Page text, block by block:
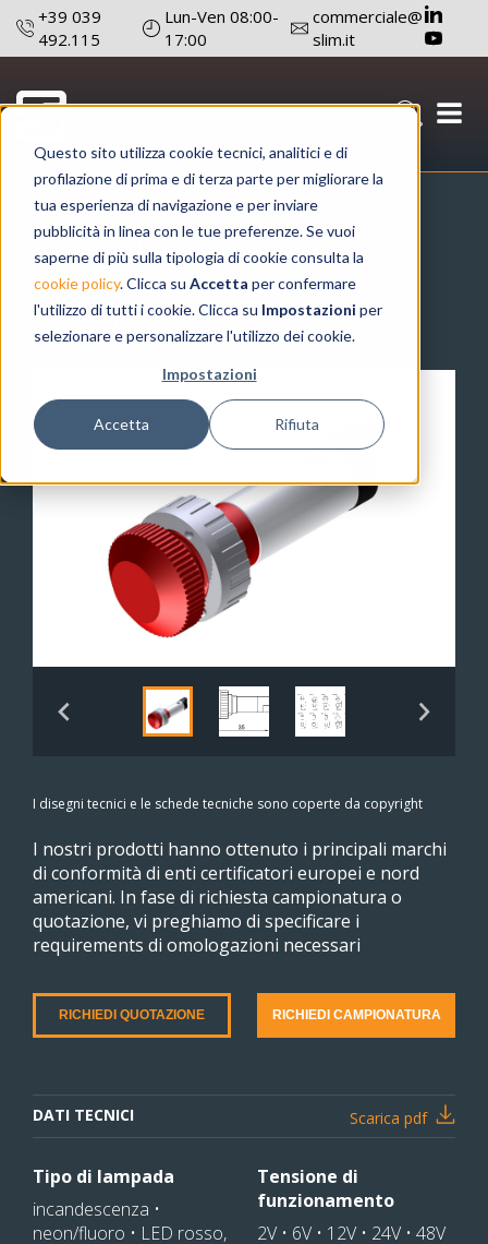
Questo sito utilizza cookie tecnici, analitici e di
profilazione di prima e di terza parte per migliorare la
tua esperienza di navigazione e per inviare
pubblicità in linea con le tue preferenze. Se vuoi
saperne di più sulla tipologia di cookie consulta la
cookie policy. Clicca su Accetta per confermare
l'utilizzo di tutti i cookie. Clicca su Impostazioni per
selezionare e personalizzare l'utilizzo dei cookie.
Impostazioni
Accetta Rifiuta
+39 039
492.115
Lun-Ven 08:00-
17:00
commerciale@
slim.it
SEGNALATORE
LUMINOSO
FQ/SC
catalogo prodotti
segnalatori luminosi
segnalatori per pannelli
serie fq (innesto rapido)
I disegni tecnici e le schede tecniche sono coperte da copyright
I nostri prodotti hanno ottenuto i principali marchi
di conformità di enti certificatori europei e nord
americani. In fase di richiesta campionatura o
quotazione, vi preghiamo di specificare i
requirements di omologazioni necessari
RICHIEDI QUOTAZIONE RICHIEDI CAMPIONATURA
DATI TECNICI Scarica pdf
Tipo di lampada
incandescenza •
neon/fluoro • LED rosso,
Tensione di
funzionamento
2V • 6V • 12V • 24V • 48V